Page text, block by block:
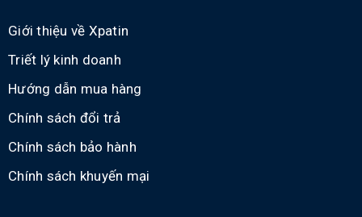
Giới thiệu về Xpatin
Triết lý kinh doanh
Hướng dẫn mua hàng
Chính sách đổi trả
Chính sách bảo hành
Chính sách khuyến mại